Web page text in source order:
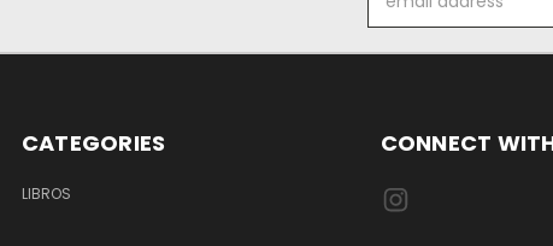
Address
CATEGORIES
LIBROS
CONNECT